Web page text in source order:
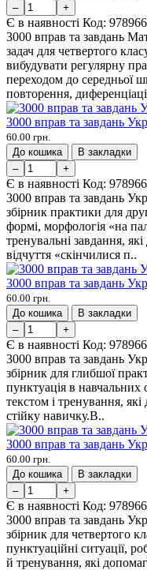
–
+
Є в наявності Код:
3000 вправ та завдань
задач для четвертого
вибудувати регулярну
переходом до середньої
повторення,
3000 вправ та завдань
60.00 грн.
До кошика
В закладки
–
+
Є в наявності Код:
3000 вправ та завдань
збірник практики для
формі, морфологія «на
тренувальні завдання,
відчуття «скінчилися п..
3000 вправ та завдань
60.00 грн.
До кошика
В закладки
–
+
Є в наявності Код:
3000 вправ та завдань
збірник для глибшої
пунктуація в навчальних
текстом і тренування,
стійку навичку.В..
3000 вправ та завдань
60.00 грн.
До кошика
В закладки
–
+
Є в наявності Код:
3000 вправ та завдань
збірник для четвертого
пунктуаційні ситуації,
й тренування, які